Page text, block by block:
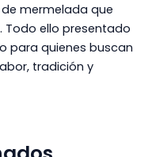
mermelada que
ello presentado
para quienes buscan
tradición y